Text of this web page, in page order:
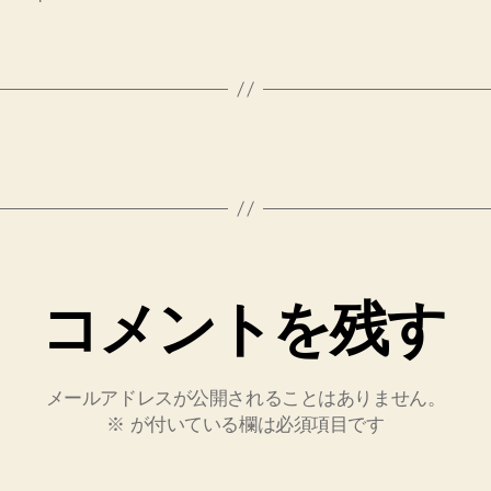
コメントを残す
メールアドレスが公開されることはありません。
※ が付いている欄は必須項目です